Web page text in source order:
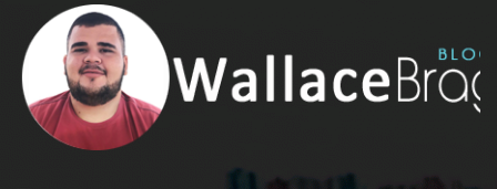
content